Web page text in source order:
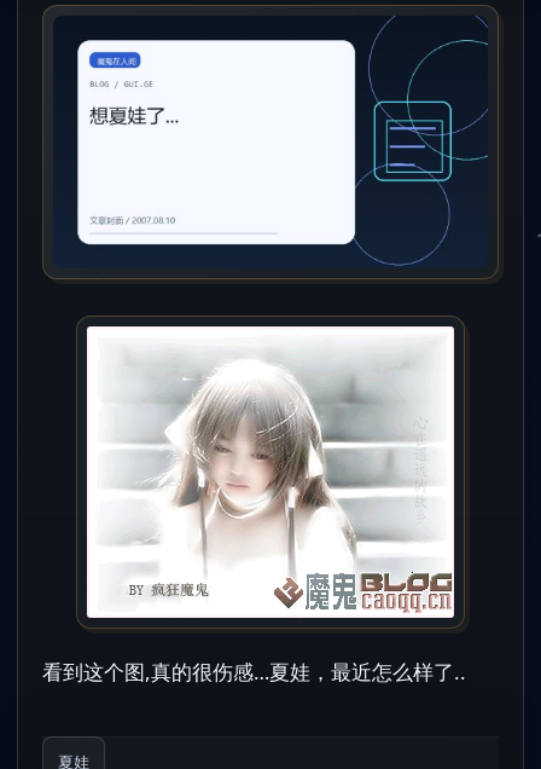
看到这个图,真的很伤感…夏娃，最近怎么样了..
夏娃